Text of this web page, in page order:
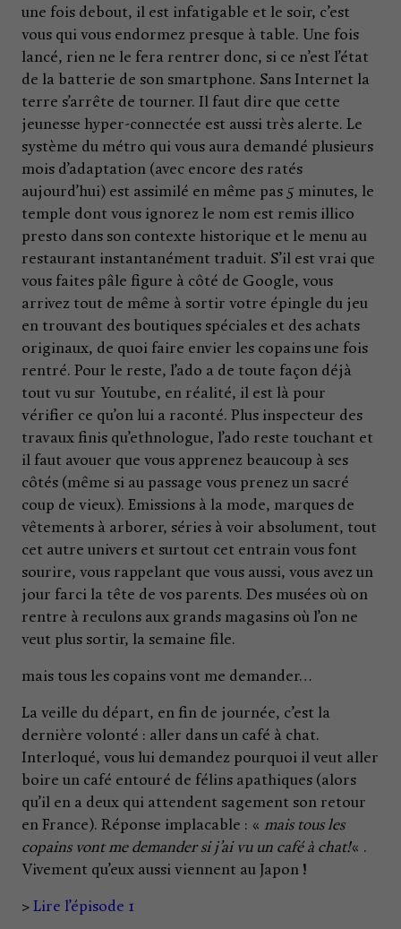
une fois debout, il est infatigable et le soir, c’est
vous qui vous endormez presque à table. Une fois
lancé, rien ne le fera rentrer donc, si ce n’est l’état
de la batterie de son smartphone. Sans Internet la
terre s’arrête de tourner. Il faut dire que cette
jeunesse hyper-connectée est aussi très alerte. Le
système du métro qui vous aura demandé plusieurs
mois d’adaptation (avec encore des ratés
aujourd’hui) est assimilé en même pas 5 minutes, le
temple dont vous ignorez le nom est remis illico
presto dans son contexte historique et le menu au
restaurant instantanément traduit. S’il est vrai que
vous faites pâle figure à côté de Google, vous
arrivez tout de même à sortir votre épingle du jeu
en trouvant des boutiques spéciales et des achats
originaux, de quoi faire envier les copains une fois
rentré. Pour le reste, l’ado a de toute façon déjà
tout vu sur Youtube, en réalité, il est là pour
vérifier ce qu’on lui a raconté. Plus inspecteur des
travaux finis qu’ethnologue, l’ado reste touchant et
il faut avouer que vous apprenez beaucoup à ses
côtés (même si au passage vous prenez un sacré
coup de vieux). Emissions à la mode, marques de
vêtements à arborer, séries à voir absolument, tout
cet autre univers et surtout cet entrain vous font
sourire, vous rappelant que vous aussi, vous avez un
jour farci la tête de vos parents. Des musées où on
rentre à reculons aux grands magasins où l’on ne
veut plus sortir, la semaine file.
mais tous les copains vont me demander…
La veille du départ, en fin de journée, c’est la
dernière volonté : aller dans un café à chat.
Interloqué, vous lui demandez pourquoi il veut aller
boire un café entouré de félins apathiques (alors
qu’il en a deux qui attendent sagement son retour
en France). Réponse implacable : « mais tous les
copains vont me demander si j’ai vu un café à chat!« .
Vivement qu’eux aussi viennent au Japon !
> Lire l’épisode 1